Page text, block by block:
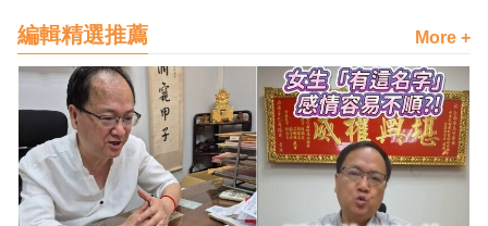
編輯精選推薦 More +